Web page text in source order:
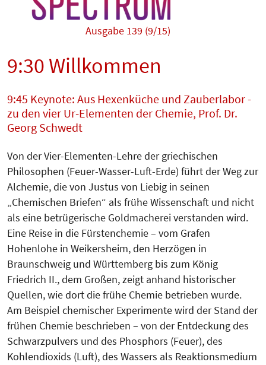
Ausgabe 139 (9/15)
9:30 Willkommen
9:45 Keynote: Aus Hexenküche und Zauberlabor -
zu den vier Ur-Elementen der Chemie, Prof. Dr.
Georg Schwedt
Von der Vier-Elementen-Lehre der griechischen
Philosophen (Feuer-Wasser-Luft-Erde) führt der Weg zur
Alchemie, die von Justus von Liebig in seinen
„Chemischen Briefen“ als frühe Wissenschaft und nicht
als eine betrügerische Goldmacherei verstanden wird.
Eine Reise in die Fürstenchemie – vom Grafen
Hohenlohe in Weikersheim, den Herzögen in
Braunschweig und Württemberg bis zum König
Friedrich II., dem Großen, zeigt anhand historischer
Quellen, wie dort die frühe Chemie betrieben wurde.
Am Beispiel chemischer Experimente wird der Stand der
frühen Chemie beschrieben – von der Entdeckung des
Schwarzpulvers und des Phosphors (Feuer), des
Kohlendioxids (Luft), des Wassers als Reaktionsmedium